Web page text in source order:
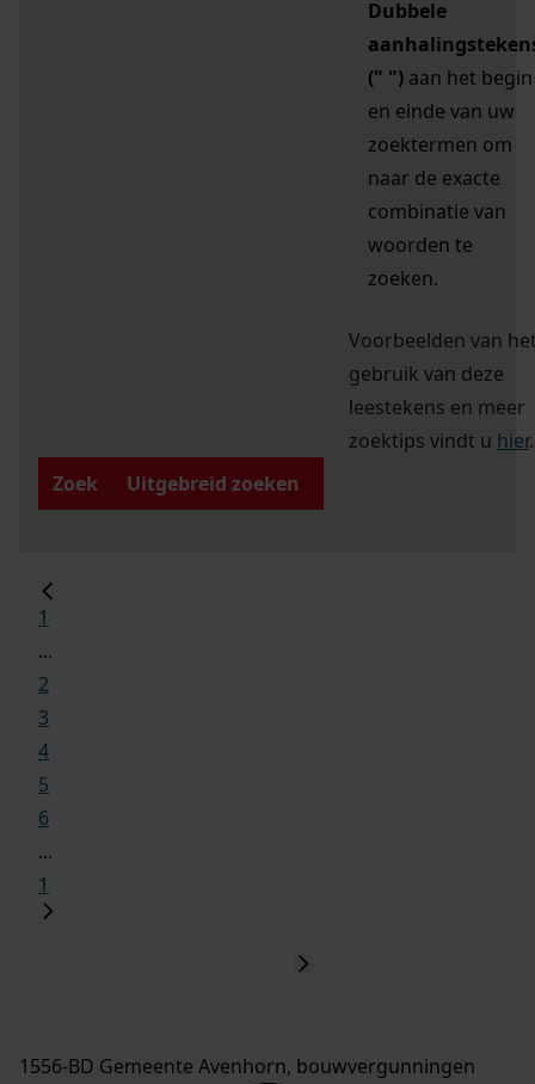
Dubbele
(" ") aan het begin
en einde van uw
zoektermen om
naar de exacte
combinatie van
woorden te
zoeken.
Voorbeelden van
gebruik van deze
leestekens en meer
zoektips vindt u hier.
Zoek
Uitgebreid zoeken
1
...
2
3
4
5
6
...
1
1556-BD Gemeente Avenhorn, bouwvergunningen